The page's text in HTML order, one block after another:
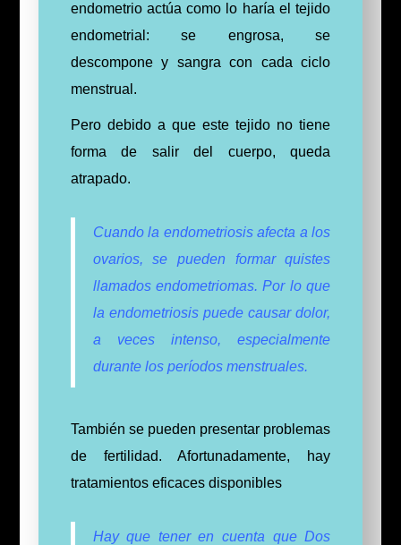
endometrio actúa como lo haría el tejido
endometrial: se engrosa, se
descompone y sangra con cada ciclo
menstrual.
Pero debido a que este tejido no tiene
forma de salir del cuerpo, queda
atrapado.
Cuando la endometriosis afecta a los
ovarios, se pueden formar quistes
llamados endometriomas.Por lo que
la endometriosis puede causar dolor,
a veces intenso, especialmente
durante los períodos menstruales.
También se pueden presentar problemas
de fertilidad. Afortunadamente, hay
tratamientos eficaces disponibles
Hay que tener en cuenta que Dos